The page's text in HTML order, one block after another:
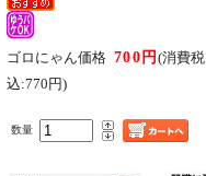
ゴロにゃん価格 700円(消費税
込:770円)
数量